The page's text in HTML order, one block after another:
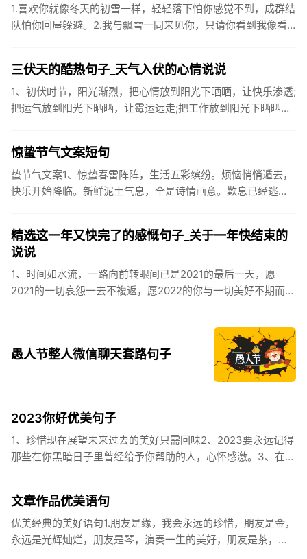
1.喜欢你就像冬天的初雪一样，轻轻落下怕你感觉不到，成群结
队怕你回屋躲避。2.我与飘雪一同来见你，只请你看到我像看
三伏天的酷热句子_天气入伏的心情说说
1、初伏时节，阳光渐烈，把心情放到阳光下晒晒，让快乐渗透;
把运气放到阳光下晒晒，让霉运远走;把工作放到阳光下晒晒，
惊蛰节气文案短句
蛰节气文案1、惊蛰春雷阵阵，生活五彩缤纷。烦恼悄悄遁去，
快乐开始降临。新鲜泥土气息，全是诗情画意。歎息已经逃
精选这一年又快完了的感慨句子_关于一年快结束的
说说
1、时间如水流，一路向前转眼间已是2021的最后一天，愿
2021的一切哀怨一去不複返，愿2022的你与一切美好不期而
愚人节整人微信聊天套路句子
2023你好优美句子
1、珍惜现在展望未来过去的美好只需回味2、2023要永远记得
那些在你黑暗日子里曾经给予你帮助的人，心怀感激。3、在苦
文章作品优美语句
优美经典的美好语句1.朋友是缘，我会永远的珍惜，朋友是金，
永远是光辉灿烂，朋友是琴，演奏一生的美好，朋友是茶，品